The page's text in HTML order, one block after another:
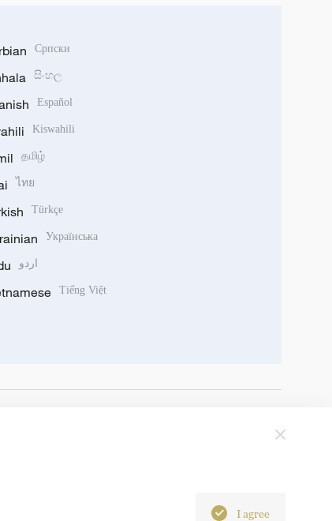
Српски
සිංහල
Español
Kiswahili
தமிழ்
ไทย
Türkçe
Українська
اردو
Tiếng Việt
I agree